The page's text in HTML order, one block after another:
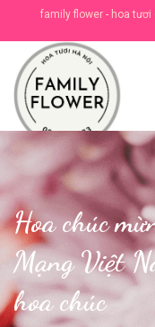
family flower - hoa tươi
Hoa chúc
Mạng Việt
hoa chúc